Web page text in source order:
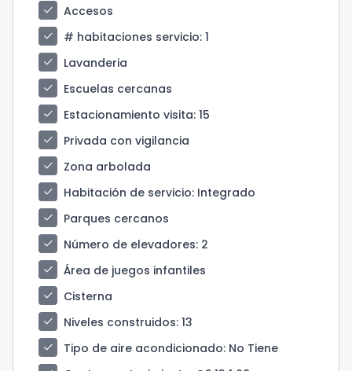
check
Accesos
check
# habitaciones servicio: 1
check
Lavanderia
check
Escuelas cercanas
check
Estacionamiento visita: 15
check
Privada con vigilancia
check
Zona arbolada
check
Habitación de servicio: Integrado
check
Parques cercanos
check
Número de elevadores: 2
check
Área de juegos infantiles
check
Cisterna
check
Niveles construidos: 13
check
Tipo de aire acondicionado: No Tiene